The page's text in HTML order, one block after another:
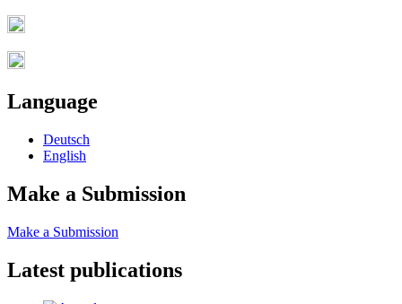
Language
Deutsch
English
Make a Submission
Make a Submission
Latest publications